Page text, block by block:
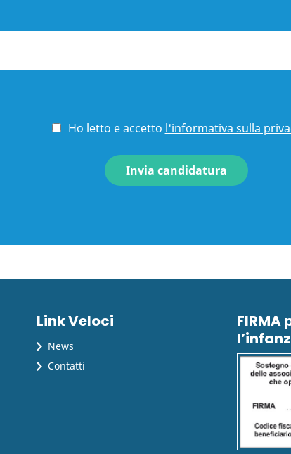
Ho letto e accetto l'informativa sulla
Link Veloci
News
Contatti
FIRMA